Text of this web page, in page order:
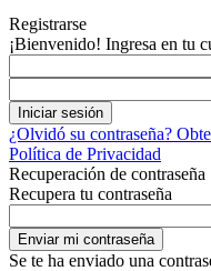
Registrarse
¡Bienvenido! Ingresa en tu
¿Olvidó su contraseña?
Política de Privacidad
Recuperación de contraseña
Recupera tu contraseña
Se te ha enviado una